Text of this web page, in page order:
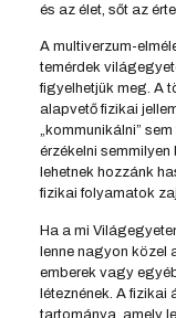
és az élet, sőt az
A multiverzum-
temérdek
figyelhetjük meg. A
alapvető fizikai
„kommunikálni”
érzékelni
lehetnek hozzánk
fizikai folyamatok
Ha a mi
lenne nagyon közel
emberek vagy
léteznének. A
tartománya, amely